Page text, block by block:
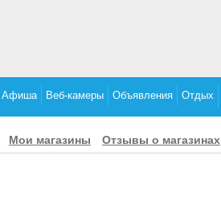
Афиша Веб-камеры Объявления Отдых
Мои магазины Отзывы о магазинах